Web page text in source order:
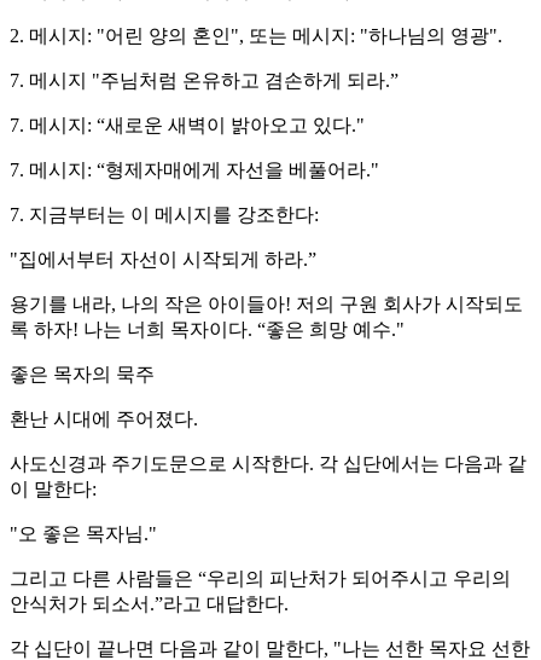
2. 메시지: "어린 양의 혼인", 또는 메시지: "하나님의 영광".
7. 메시지 "주님처럼 온유하고 겸손하게 되라.”
7. 메시지: “새로운 새벽이 밝아오고 있다."
7. 메시지: “형제자매에게 자선을 베풀어라."
7. 지금부터는 이 메시지를 강조한다:
"집에서부터 자선이 시작되게 하라.”
용기를 내라, 나의 작은 아이들아! 저의 구원 회사가 시작되도
록 하자! 나는 너희 목자이다. “좋은 희망 예수."
좋은 목자의 묵주
환난 시대에 주어졌다.
사도신경과 주기도문으로 시작한다. 각 십단에서는 다음과 같
이 말한다:
"오 좋은 목자님."
그리고 다른 사람들은 “우리의 피난처가 되어주시고 우리의
안식처가 되소서.”라고 대답한다.
각 십단이 끝나면 다음과 같이 말한다, "나는 선한 목자요 선한